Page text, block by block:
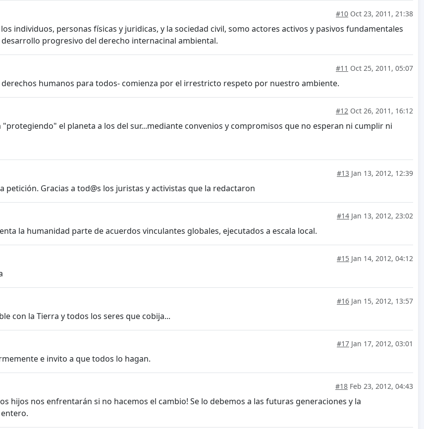
#10 Oct 23, 2011, 21:38
individuos, personas físicas y juridicas, y la sociedad civil, somo actores activos y pasivos fundamentales
progresivo del derecho internacinal ambiental.
#11 Oct 25, 2011, 05:07
humanos para todos- comienza por el irrestricto respeto por nuestro ambiente.
#12 Oct 26, 2011, 16:12
el planeta a los del sur...mediante convenios y compromisos que no esperan ni cumplir ni
#13 Jan 13, 2012, 12:39
Gracias a tod@s los juristas y activistas que la redactaron
#14 Jan 13, 2012, 23:02
la humanidad parte de acuerdos vinculantes globales, ejecutados a escala local.
#15 Jan 14, 2012, 04:12
#16 Jan 15, 2012, 13:57
con la Tierra y todos los seres que cobija...
#17 Jan 17, 2012, 03:01
e invito a que todos lo hagan.
#18 Feb 23, 2012, 04:43
hijos nos enfrentarán si no hacemos el cambio! Se lo debemos a las futuras generaciones y la